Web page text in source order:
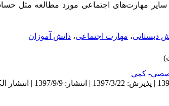
سایر مهارت‌های اجتماعی مورد مطالعه مثل
دبستانی، مهارت اجتماعی، دانش آموزان
كمي